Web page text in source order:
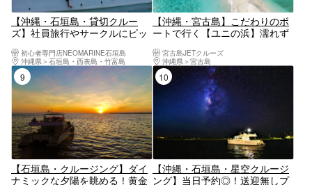
【沖縄・石垣島・貸切クルー
ズ】社員旅行やサークルにピッ
ーターして石垣島の海を満喫し
よう！
初心者専門店NEOMARINE石垣島
沖縄県
石垣島・西表島・竹富島
【沖縄・宮古島】こだわりのボ
ートで行く【ユニの浜】濡れず
良部大橋をくぐるプチクルージ
ング【ドローン撮影無料】
宮古島JETクルーズ
沖縄県
宮古島
9位
【石垣島・クルージング】ダイ
ナミックな夕陽を眺める！黄金
10位
【沖縄・石垣島・星空クルージ
ング】当日予約◎！送迎無しプ